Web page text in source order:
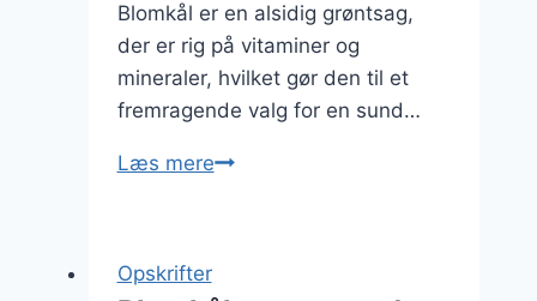
Blomkål er en alsidig grøntsag,
der er rig på vitaminer og
mineraler, hvilket gør den til et
fremragende valg for en sund…
Læs mereBlomkålssuppe
familien
Opskrifter